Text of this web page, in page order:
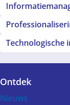
Technologische
Voet
Ontdek
Nieuws